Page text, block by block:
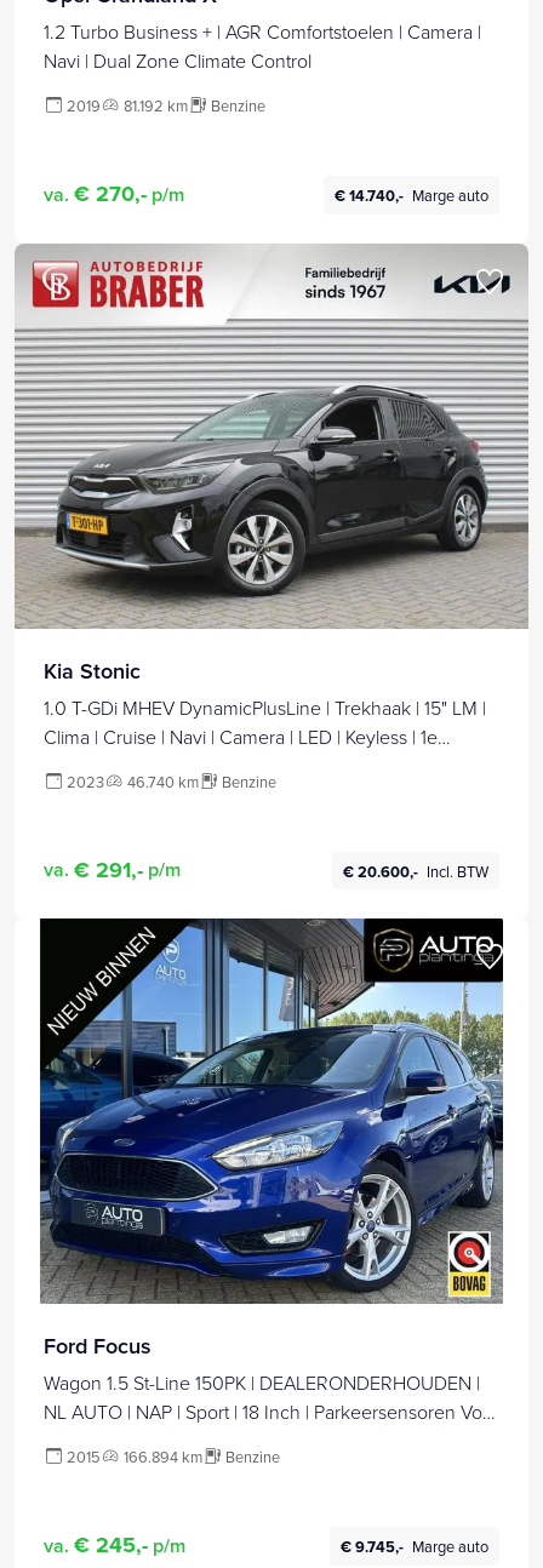
1.2 Turbo Business + | AGR Comfortstoelen | Camera |
Navi | Dual Zone Climate Control
2019 81.192 km Benzine
va. € 270,- p/m € 14.740,- Marge auto
Kia Stonic
1.0 T-GDi MHEV DynamicPlusLine | Trekhaak | 15" LM |
Clima | Cruise | Navi | Camera | LED | Keyless | 1e
2023 46.740 km Benzine
va. € 291,- p/m € 20.600,- Incl. BTW
Ford Focus
Wagon 1.5 St-Line 150PK | DEALERONDERHOUDEN |
NL AUTO | NAP | Sport | 18 Inch | Parkeersensoren Voor
Armsteun | Voorruitverwarming | 2 Sleutels |
2015 166.894 km Benzine
va. € 245,- p/m € 9.745,- Marge auto